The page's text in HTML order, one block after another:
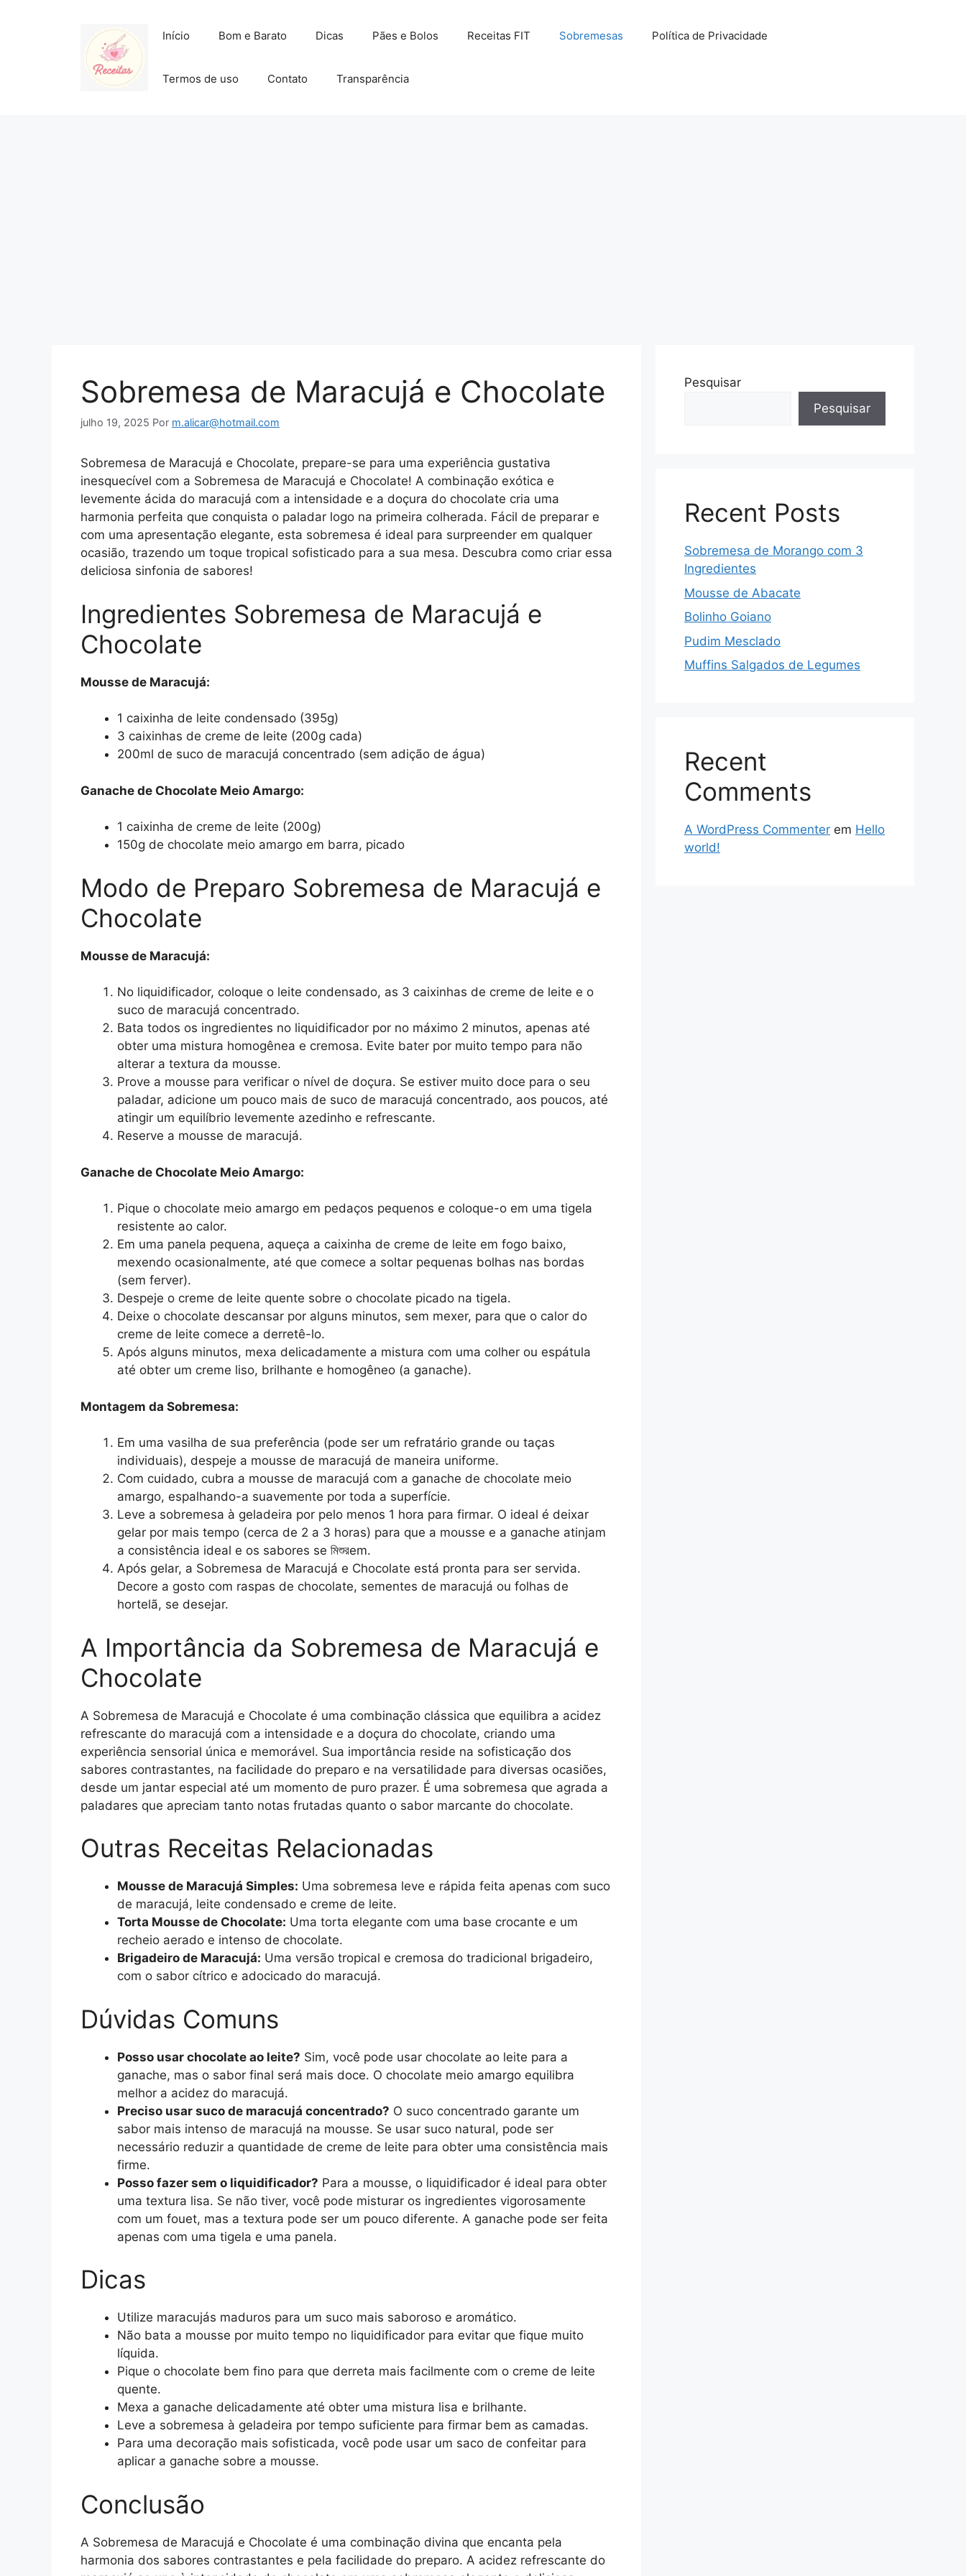
Início Bom e Barato Dicas Pães e Bolos Receitas FIT Sobremesas Política de Privacidade
Termos de uso Contato Transparência
Sobremesa de Maracujá e Chocolate
julho 19, 2025 Por m.alicar@hotmail.com
Sobremesa de Maracujá e Chocolate, prepare-se para uma experiência gustativa
inesquecível com a Sobremesa de Maracujá e Chocolate! A combinação exótica e
levemente ácida do maracujá com a intensidade e a doçura do chocolate cria uma
harmonia perfeita que conquista o paladar logo na primeira colherada. Fácil de preparar e
com uma apresentação elegante, esta sobremesa é ideal para surpreender em qualquer
ocasião, trazendo um toque tropical sofisticado para a sua mesa. Descubra como criar essa
deliciosa sinfonia de sabores!
Ingredientes Sobremesa de Maracujá e
Chocolate
Mousse de Maracujá:
1 caixinha de leite condensado (395g)
3 caixinhas de creme de leite (200g cada)
200ml de suco de maracujá concentrado (sem adição de água)
Ganache de Chocolate Meio Amargo:
1 caixinha de creme de leite (200g)
150g de chocolate meio amargo em barra, picado
Modo de Preparo Sobremesa de Maracujá e
Chocolate
Mousse de Maracujá:
No liquidificador, coloque o leite condensado, as 3 caixinhas de creme de leite e o
suco de maracujá concentrado.
Bata todos os ingredientes no liquidificador por no máximo 2 minutos, apenas até
obter uma mistura homogênea e cremosa. Evite bater por muito tempo para não
alterar a textura da mousse.
Prove a mousse para verificar o nível de doçura. Se estiver muito doce para o seu
paladar, adicione um pouco mais de suco de maracujá concentrado, aos poucos, até
atingir um equilíbrio levemente azedinho e refrescante.
Reserve a mousse de maracujá.
Ganache de Chocolate Meio Amargo:
Pique o chocolate meio amargo em pedaços pequenos e coloque-o em uma tigela
resistente ao calor.
Em uma panela pequena, aqueça a caixinha de creme de leite em fogo baixo,
mexendo ocasionalmente, até que comece a soltar pequenas bolhas nas bordas
(sem ferver).
Despeje o creme de leite quente sobre o chocolate picado na tigela.
Deixe o chocolate descansar por alguns minutos, sem mexer, para que o calor do
creme de leite comece a derretê-lo.
Após alguns minutos, mexa delicadamente a mistura com uma colher ou espátula
até obter um creme liso, brilhante e homogêneo (a ganache).
Montagem da Sobremesa:
Em uma vasilha de sua preferência (pode ser um refratário grande ou taças
individuais), despeje a mousse de maracujá de maneira uniforme.
Com cuidado, cubra a mousse de maracujá com a ganache de chocolate meio
amargo, espalhando-a suavemente por toda a superfície.
Leve a sobremesa à geladeira por pelo menos 1 hora para firmar. O ideal é deixar
gelar por mais tempo (cerca de 2 a 3 horas) para que a mousse e a ganache atinjam
a consistência ideal e os sabores se মিশুরem.
Após gelar, a Sobremesa de Maracujá e Chocolate está pronta para ser servida.
Decore a gosto com raspas de chocolate, sementes de maracujá ou folhas de
hortelã, se desejar.
A Importância da Sobremesa de Maracujá e
Chocolate
A Sobremesa de Maracujá e Chocolate é uma combinação clássica que equilibra a acidez
refrescante do maracujá com a intensidade e a doçura do chocolate, criando uma
experiência sensorial única e memorável. Sua importância reside na sofisticação dos
sabores contrastantes, na facilidade do preparo e na versatilidade para diversas ocasiões,
desde um jantar especial até um momento de puro prazer. É uma sobremesa que agrada a
paladares que apreciam tanto notas frutadas quanto o sabor marcante do chocolate.
Outras Receitas Relacionadas
Mousse de Maracujá Simples: Uma sobremesa leve e rápida feita apenas com suco
de maracujá, leite condensado e creme de leite.
Torta Mousse de Chocolate: Uma torta elegante com uma base crocante e um
recheio aerado e intenso de chocolate.
Brigadeiro de Maracujá: Uma versão tropical e cremosa do tradicional brigadeiro,
com o sabor cítrico e adocicado do maracujá.
Dúvidas Comuns
Posso usar chocolate ao leite? Sim, você pode usar chocolate ao leite para a
ganache, mas o sabor final será mais doce. O chocolate meio amargo equilibra
melhor a acidez do maracujá.
Preciso usar suco de maracujá concentrado? O suco concentrado garante um
sabor mais intenso de maracujá na mousse. Se usar suco natural, pode ser
necessário reduzir a quantidade de creme de leite para obter uma consistência mais
firme.
Posso fazer sem o liquidificador? Para a mousse, o liquidificador é ideal para obter
uma textura lisa. Se não tiver, você pode misturar os ingredientes vigorosamente
com um fouet, mas a textura pode ser um pouco diferente. A ganache pode ser feita
apenas com uma tigela e uma panela.
Dicas
Utilize maracujás maduros para um suco mais saboroso e aromático.
Não bata a mousse por muito tempo no liquidificador para evitar que fique muito
líquida.
Pique o chocolate bem fino para que derreta mais facilmente com o creme de leite
quente.
Mexa a ganache delicadamente até obter uma mistura lisa e brilhante.
Leve a sobremesa à geladeira por tempo suficiente para firmar bem as camadas.
Para uma decoração mais sofisticada, você pode usar um saco de confeitar para
aplicar a ganache sobre a mousse.
Conclusão
A Sobremesa de Maracujá e Chocolate é uma combinação divina que encanta pela
harmonia dos sabores contrastantes e pela facilidade do preparo. A acidez refrescante do
Pesquisar
Pesquisar
Recent Posts
Sobremesa de Morango com 3
Ingredientes
Mousse de Abacate
Bolinho Goiano
Pudim Mesclado
Muffins Salgados de Legumes
Recent
Comments
A WordPress Commenter em Hello
world!